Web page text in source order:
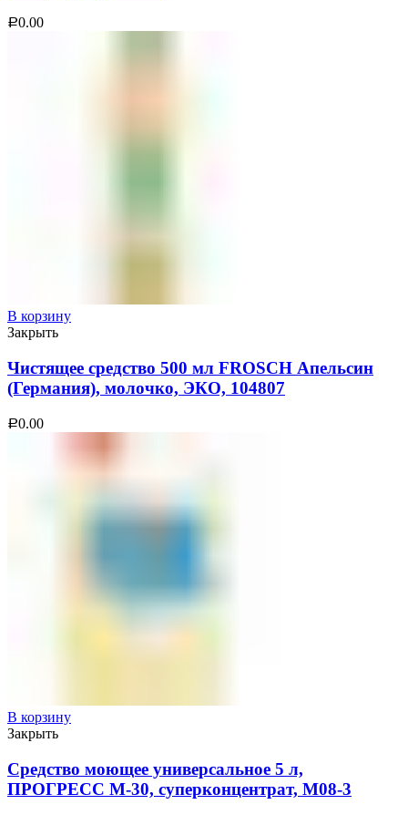
Р0.00
В корзину
Закрыть
Чистящее средство 500 мл FROSCH Апельсин
(Германия), молочко, ЭКО, 104807
Р0.00
В корзину
Закрыть
Средство моющее универсальное 5 л,
ПРОГРЕСС М-30, суперконцентрат, М08-3